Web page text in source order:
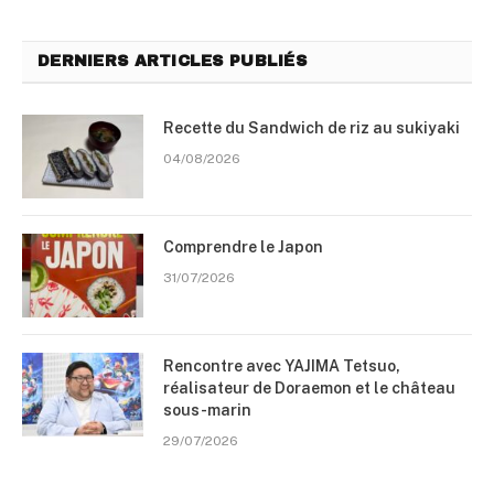
DERNIERS ARTICLES PUBLIÉS
Recette du Sandwich de riz au sukiyaki
04/08/2026
Comprendre le Japon
31/07/2026
Rencontre avec YAJIMA Tetsuo,
réalisateur de Doraemon et le château
sous-marin
29/07/2026